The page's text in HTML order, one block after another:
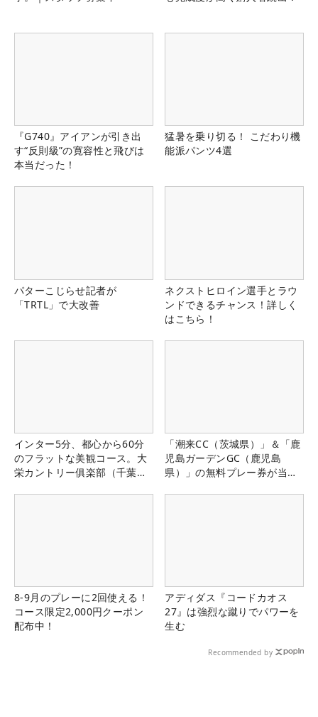
『G740』アイアンが引き出
す“反則級”の寛容性と飛びは
本当だった！
猛暑を乗り切る！ こだわり機
能派パンツ4選
パターこじらせ記者が
「TRTL」で大改善
ネクストヒロイン選手とラウ
ンドできるチャンス！詳しく
はこちら！
インター5分、都心から60分
のフラットな美観コース。大
栄カントリー俱楽部（千葉
「潮来CC（茨城県）」＆「鹿
児島ガーデンGC（鹿児島
県）」の無料プレー券が当た
8-9月のプレーに2回使える！
コース限定2,000円クーポン
配布中！
アディダス『コードカオス
27』は強烈な蹴りでパワーを
生む
Recommended by